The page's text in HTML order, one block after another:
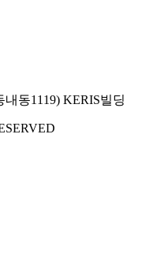
동1119) KERIS빌딩